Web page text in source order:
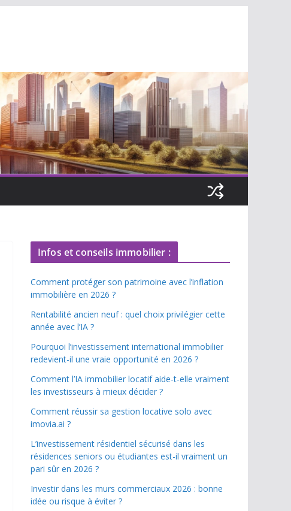
Infos et conseils immobilier :
Comment protéger son patrimoine avec l’inflation
immobilière en 2026 ?
Rentabilité ancien neuf : quel choix privilégier cette
année avec l’IA ?
Pourquoi l’investissement international immobilier
redevient-il une vraie opportunité en 2026 ?
Comment l’IA immobilier locatif aide-t-elle vraiment
les investisseurs à mieux décider ?
Comment réussir sa gestion locative solo avec
imovia.ai ?
L’investissement résidentiel sécurisé dans les
résidences seniors ou étudiantes est-il vraiment un
pari sûr en 2026 ?
Investir dans les murs commerciaux 2026 : bonne
idée ou risque à éviter ?